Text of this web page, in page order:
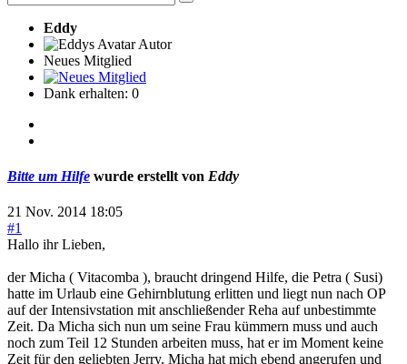
Eddy
Autor
Neues Mitglied
Dank erhalten: 0
Bitte um Hilfe wurde erstellt von Eddy
21 Nov. 2014 18:05
#1
Hallo ihr Lieben,
der Micha ( Vitacomba ), braucht dringend Hilfe, die Petra ( Susi)
hatte im Urlaub eine Gehirnblutung erlitten und liegt nun nach OP
auf der Intensivstation mit anschließender Reha auf unbestimmte
Zeit. Da Micha sich nun um seine Frau kümmern muss und auch
noch zum Teil 12 Stunden arbeiten muss, hat er im Moment keine
Zeit für den geliebten Jerry. Micha hat mich ebend angerufen und